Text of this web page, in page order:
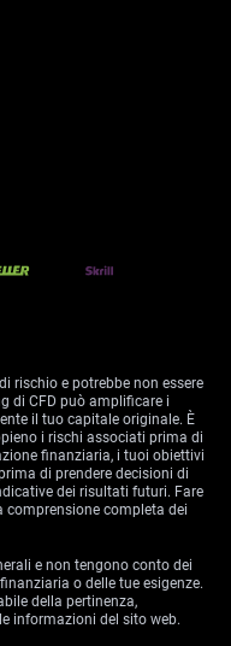
rischio e potrebbe non essere
di CFD può amplificare i
il tuo capitale originale. È
i rischi associati prima di
finanziaria, i tuoi obiettivi
di prendere decisioni di
dei risultati futuri. Fare
completa dei
e non tengono conto dei
o delle tue esigenze.
della pertinenza,
informazioni del sito web.